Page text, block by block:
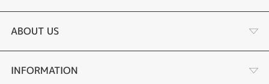
サンゴパールネックレス
ほほえみの真珠
二十歳のお祝いに
花嫁へのお祝いに
ABOUT US
こだわり
INFORMATION